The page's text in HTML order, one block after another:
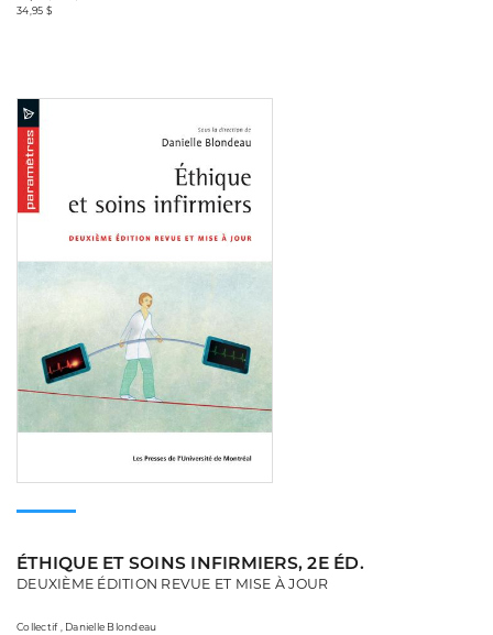
34,95 $
ÉTHIQUE ET SOINS INFIRMIERS, 2E ÉD.
DEUXIÈME ÉDITION REVUE ET MISE À JOUR
Collectif , Danielle Blondeau